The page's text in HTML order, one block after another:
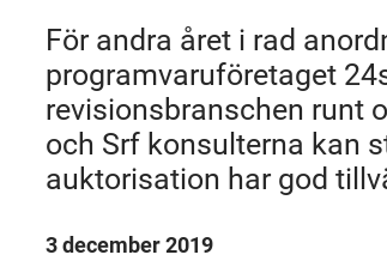
För andra året i rad
programvaruföretaget
revisionsbranschen runt
och Srf konsulterna kan
auktorisation har god
3 december 2019